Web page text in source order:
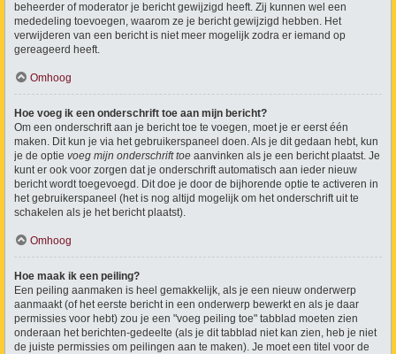
beheerder of moderator je bericht gewijzigd heeft. Zij kunnen wel een
mededeling toevoegen, waarom ze je bericht gewijzigd hebben. Het
verwijderen van een bericht is niet meer mogelijk zodra er iemand op
gereageerd heeft.
Omhoog
Hoe voeg ik een onderschrift toe aan mijn bericht?
Om een onderschrift aan je bericht toe te voegen, moet je er eerst één
maken. Dit kun je via het gebruikerspaneel doen. Als je dit gedaan hebt, kun
je de optie voeg mijn onderschrift toe aanvinken als je een bericht plaatst. Je
kunt er ook voor zorgen dat je onderschrift automatisch aan ieder nieuw
bericht wordt toegevoegd. Dit doe je door de bijhorende optie te activeren in
het gebruikerspaneel (het is nog altijd mogelijk om het onderschrift uit te
schakelen als je het bericht plaatst).
Omhoog
Hoe maak ik een peiling?
Een peiling aanmaken is heel gemakkelijk, als je een nieuw onderwerp
aanmaakt (of het eerste bericht in een onderwerp bewerkt en als je daar
permissies voor hebt) zou je een "voeg peiling toe" tabblad moeten zien
onderaan het berichten-gedeelte (als je dit tabblad niet kan zien, heb je niet
de juiste permissies om peilingen aan te maken). Je moet een titel voor de